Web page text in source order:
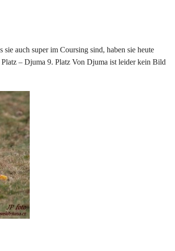
sie auch super im Coursing sind, haben sie heute
– Djuma 9. Platz Von Djuma ist leider kein Bild